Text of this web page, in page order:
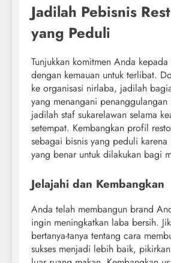
Jadilah Pebisnis
yang Peduli
Tunjukkan komitmen Anda kepada
dengan kemauan untuk terlibat.
ke organisasi nirlaba, jadilah
yang menangani
jadilah staf sukarelawan selama
setempat. Kembangkan profil
sebagai bisnis yang peduli
yang benar untuk dilakukan bagi
Jelajahi dan Kembangkan
Anda telah membangun brand
ingin meningkatkan laba bersih.
bertanya-tanya tentang cara
sukses menjadi lebih baik,